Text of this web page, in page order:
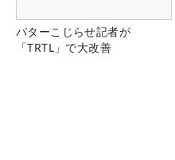
パターこじらせ記者が
「TRTL」で大改善